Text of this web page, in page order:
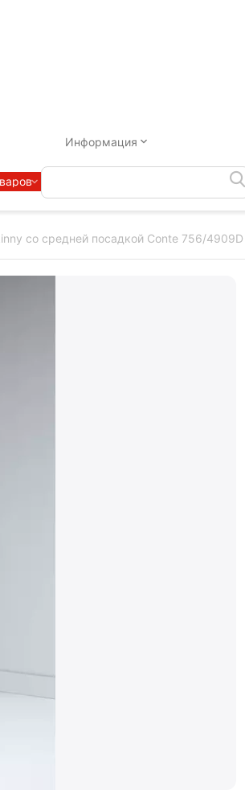
Информация
со средней посадкой Conte 756/4909D